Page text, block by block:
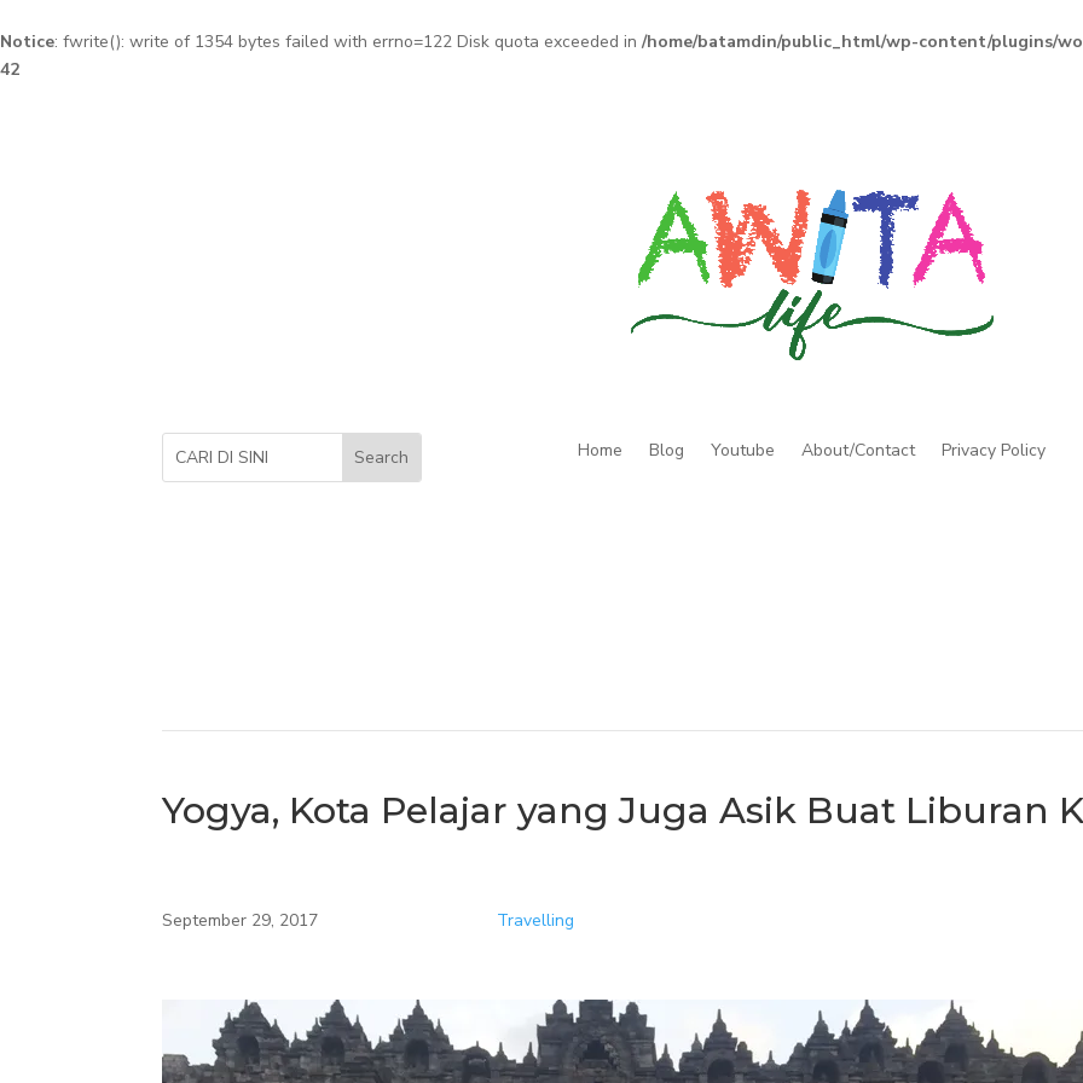
Notice: fwrite(): write of 1354 bytes failed with errno=122 Disk quota exceeded in /home/batamdin/public_html/wp-content/plugins/
42
Home Blog Youtube About/Contact Privacy Policy
Yogya, Kota Pelajar yang Juga Asik Buat Liburan
September 29, 2017 Travelling